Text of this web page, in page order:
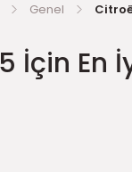
Genel
İçin En